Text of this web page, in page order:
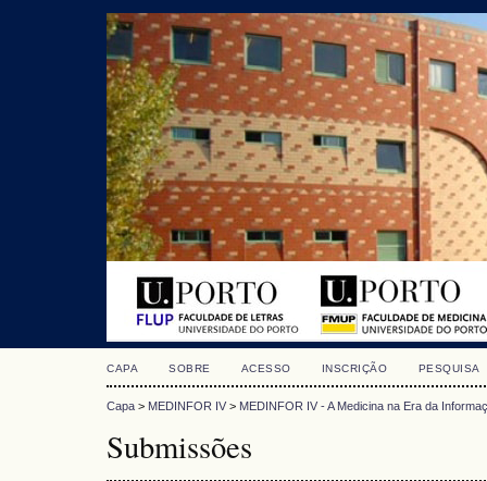
CAPA SOBRE ACESSO INSCRIÇÃO PESQUISA
Capa > MEDINFOR IV > MEDINFOR IV - A Medicina na Era da
Submissões